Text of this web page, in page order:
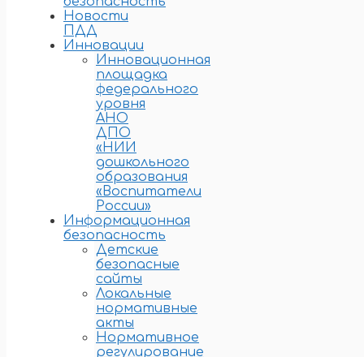
Новости
ПДД
Инновации
Инновационная
площадка
федерального
уровня
АНО
ДПО
«НИИ
дошкольного
образования
«Воспитатели
России»
Информационная
безопасность
Детские
безопасные
сайты
Локальные
нормативные
акты
Нормативное
регулирование